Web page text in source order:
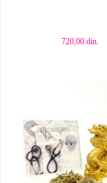
720,00 din.